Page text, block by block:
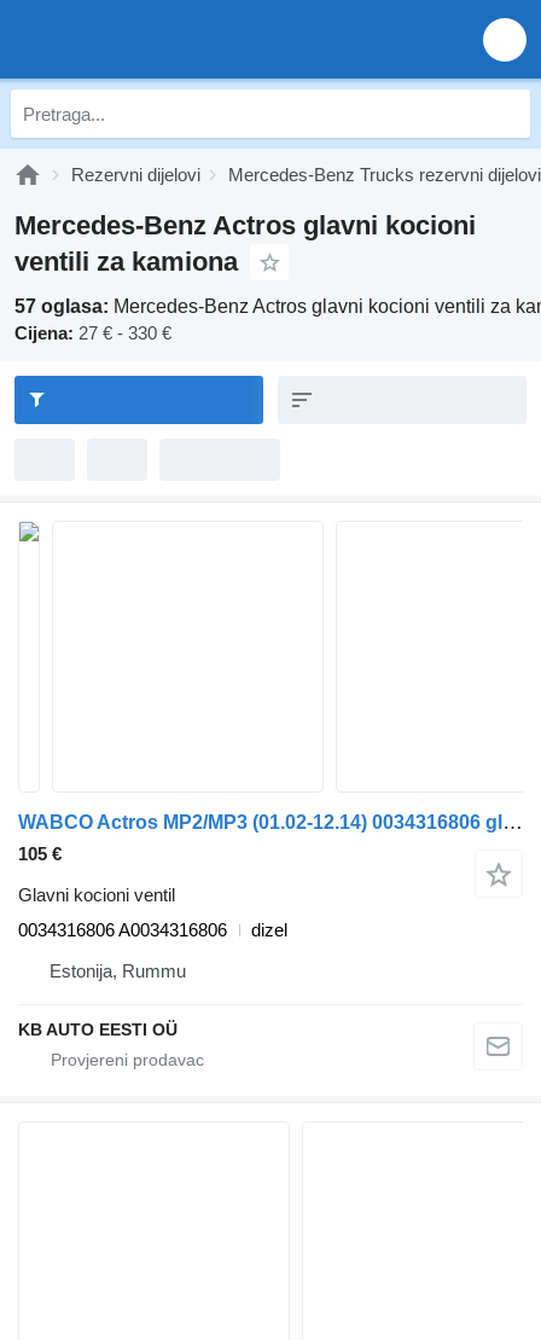
Rezervni dijelovi Mercedes-Benz Trucks rezervni dijelovi
Mercedes-Benz Actros glavni kocioni
ventili za kamiona
57 oglasa: Mercedes-Benz Actros glavni kocioni ventili za
Cijena: 27 € - 330 €
WABCO Actros MP2/MP3 (01.02-12.14) 0034316806 glavni kocioni ventil za Mercedes-Benz Actros, Axor MP1, MP2, MP3 (1996-2014) kamiona
105 €
Glavni kocioni ventil
0034316806 A0034316806
dizel
Estonija, Rummu
KB AUTO EESTI OÜ